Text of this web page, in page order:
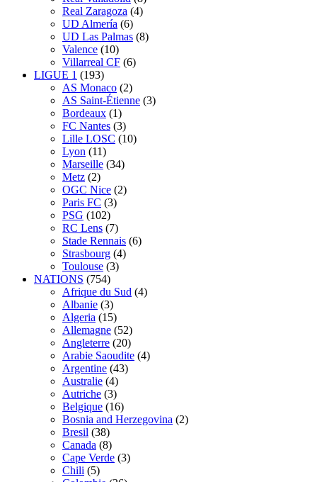
Real Zaragoza (4)
UD Almería (6)
UD Las Palmas (8)
Valence (10)
Villarreal CF (6)
LIGUE 1 (193)
AS Monaco (2)
AS Saint-Étienne (3)
Bordeaux (1)
FC Nantes (3)
Lille LOSC (10)
Lyon (11)
Marseille (34)
Metz (2)
OGC Nice (2)
Paris FC (3)
PSG (102)
RC Lens (7)
Stade Rennais (6)
Strasbourg (4)
Toulouse (3)
NATIONS (754)
Afrique du Sud (4)
Albanie (3)
Algeria (15)
Allemagne (52)
Angleterre (20)
Arabie Saoudite (4)
Argentine (43)
Australie (4)
Autriche (3)
Belgique (16)
Bosnia and Herzegovina (2)
Bresil (38)
Canada (8)
Cape Verde (3)
Chili (5)